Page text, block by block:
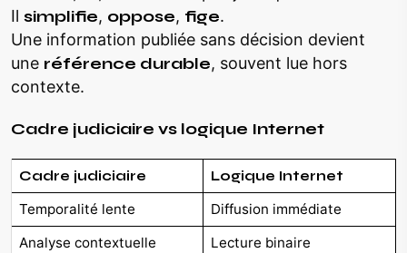
Il simplifie, oppose, fige.
Une information publiée sans décision devient
une référence durable, souvent lue hors
contexte.
Cadre judiciaire vs logique Internet
Cadre judiciaire Logique Internet
Temporalité lente
Diffusion immédiate
Analyse contextuelle
Lecture binaire